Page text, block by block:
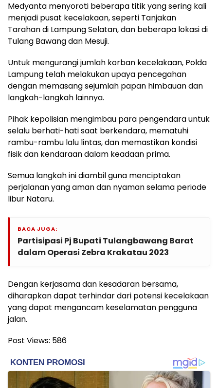
Medyanta menyoroti beberapa titik yang sering kali
menjadi pusat kecelakaan, seperti Tanjakan
Tarahan di Lampung Selatan, dan beberapa lokasi di
Tulang Bawang dan Mesuji.
Untuk mengurangi jumlah korban kecelakaan, Polda
Lampung telah melakukan upaya pencegahan
dengan memasang sejumlah papan himbauan dan
langkah-langkah lainnya.
Pihak kepolisian mengimbau para pengendara untuk
selalu berhati-hati saat berkendara, mematuhi
rambu-rambu lalu lintas, dan memastikan kondisi
fisik dan kendaraan dalam keadaan prima.
Semua langkah ini diambil guna menciptakan
perjalanan yang aman dan nyaman selama periode
libur Nataru.
BACA JUGA:
Partisipasi Pj Bupati Tulangbawang Barat
dalam Operasi Zebra Krakatau 2023
Dengan kerjasama dan kesadaran bersama,
diharapkan dapat terhindar dari potensi kecelakaan
yang dapat mengancam keselamatan pengguna
jalan.
Post Views: 586